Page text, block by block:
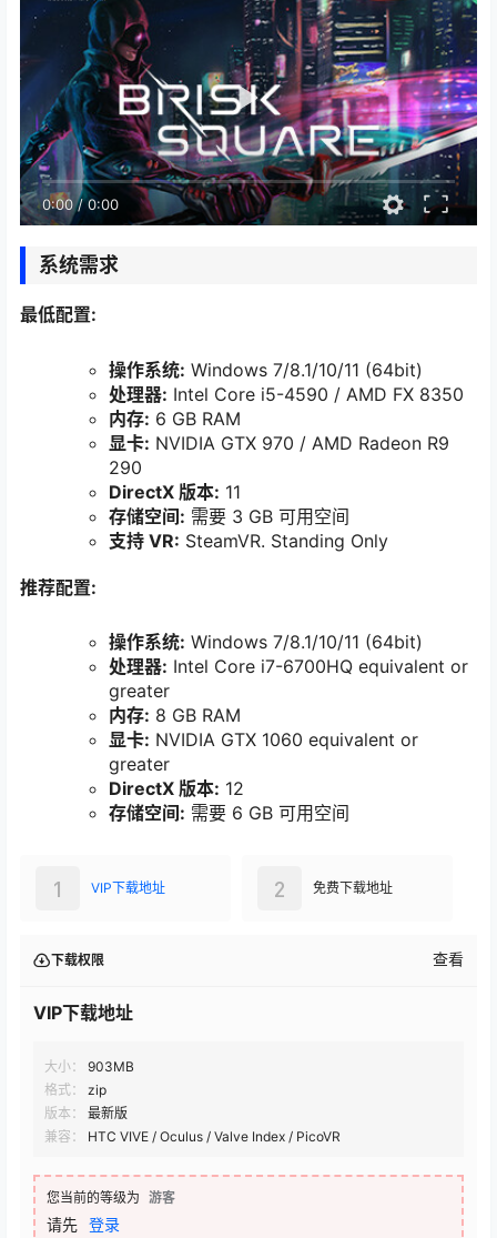
0:00/0:00
系统需求
最低配置:
操作系统: Windows 7/8.1/10/11 (64bit)
处理器: Intel Core i5-4590 / AMD FX 8350
内存: 6 GB RAM
显卡: NVIDIA GTX 970 / AMD Radeon R9
290
DirectX 版本: 11
存储空间: 需要 3 GB 可用空间
支持 VR: SteamVR. Standing Only
推荐配置:
操作系统: Windows 7/8.1/10/11 (64bit)
处理器: Intel Core i7-6700HQ equivalent or
greater
内存: 8 GB RAM
显卡: NVIDIA GTX 1060 equivalent or
greater
DirectX 版本: 12
存储空间: 需要 6 GB 可用空间
VIP下载地址
1 免费下载地址
2
下载权限 查看
VIP下载地址
大小：
903MB
格式：
zip
版本：
最新版
兼容：
HTC VIVE / Oculus / Valve Index / PicoVR
您当前的等级为 游客
请先 登录